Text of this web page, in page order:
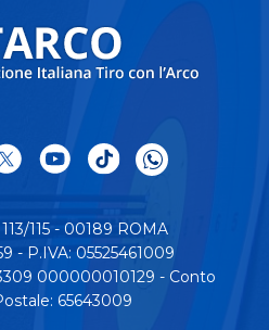
115 - 00189 ROMA
- P.IVA: 05525461009
000000010129 - Conto
65643009